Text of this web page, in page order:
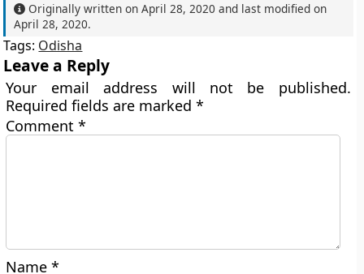
Originally written onApril 28, 2020 and last modified on
April 28, 2020.
Tags: Odisha
Leave a Reply
Your email address will not be published.
Required fields are marked*
Comment*
Name*